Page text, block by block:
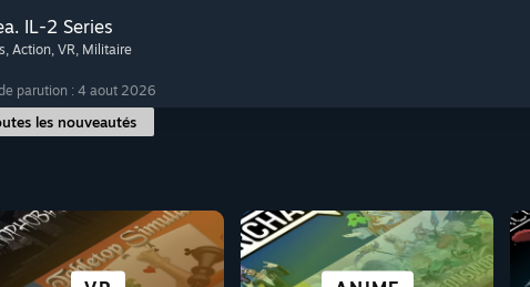
IL-2 Series
, Action, VR, Militaire
parution : 4 aout 2026
les nouveautés